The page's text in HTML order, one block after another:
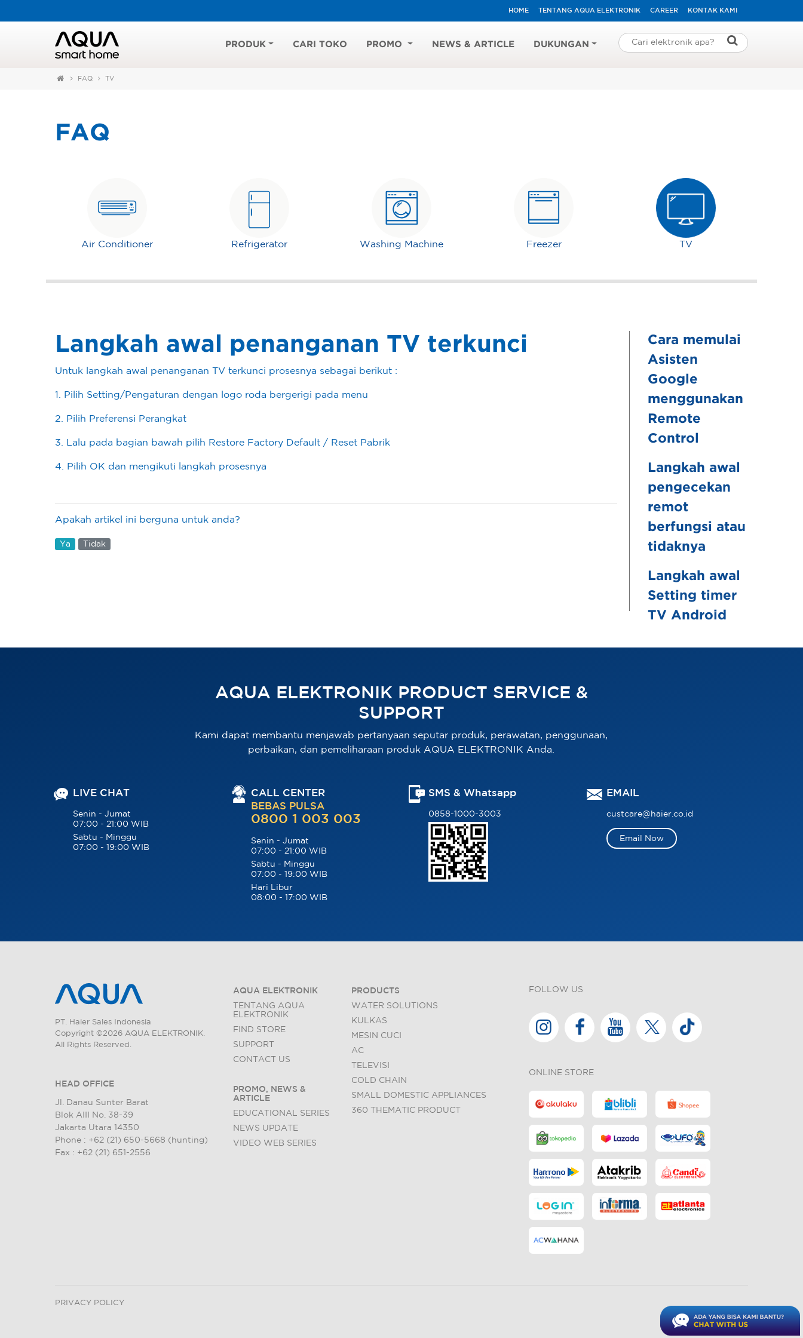
HOME TENTANG AQUA ELEKTRONIK CAREER KONTAK KAMI
PRODUK CARI TOKO PROMO NEWS & ARTICLE DUKUNGAN
FAQ TV
FAQ
Air Conditioner Refrigerator Washing Machine Freezer TV
Langkah awal penanganan TV terkunci
Untuk langkah awal penanganan TV terkunci prosesnya sebagai berikut :
1. Pilih Setting/Pengaturan dengan logo roda bergerigi pada menu
2. Pilih Preferensi Perangkat
3. Lalu pada bagian bawah pilih Restore Factory Default / Reset Pabrik
4. Pilih OK dan mengikuti langkah prosesnya
Apakah artikel ini berguna untuk anda?
Ya Tidak
Cara memulai
Asisten
Google
menggunakan
Remote
Control
Langkah awal
pengecekan
remot
berfungsi atau
tidaknya
Langkah awal
Setting timer
TV Android
AQUA ELEKTRONIK PRODUCT SERVICE &
SUPPORT
Kami dapat membantu menjawab pertanyaan seputar produk, perawatan, penggunaan,
perbaikan, dan pemeliharaan produk AQUA ELEKTRONIK Anda.
LIVE CHAT
Senin - Jumat
07:00 - 21:00 WIB
Sabtu - Minggu
07:00 - 19:00 WIB
CALL CENTER
BEBAS PULSA
0800 1 003 003
Senin - Jumat
07:00 - 21:00 WIB
Sabtu - Minggu
07:00 - 19:00 WIB
Hari Libur
08:00 - 17:00 WIB
SMS & Whatsapp
0858-1000-3003
EMAIL
custcare@haier.co.id
Email Now
PT. Haier Sales Indonesia
Copyright ©2026 AQUA ELEKTRONIK.
All Rights Reserved.
HEAD OFFICE
Jl. Danau Sunter Barat
Blok AIII No. 38-39
Jakarta Utara 14350
Phone : +62 (21) 650-5668 (hunting)
Fax : +62 (21) 651-2556
AQUA ELEKTRONIK
TENTANG AQUA
ELEKTRONIK
FIND STORE
SUPPORT
CONTACT US
PROMO, NEWS &
ARTICLE
EDUCATIONAL SERIES
NEWS UPDATE
VIDEO WEB SERIES
PRODUCTS
WATER SOLUTIONS
KULKAS
MESIN CUCI
AC
TELEVISI
COLD CHAIN
SMALL DOMESTIC APPLIANCES
360 THEMATIC PRODUCT
FOLLOW US
ONLINE STORE
PRIVACY POLICY